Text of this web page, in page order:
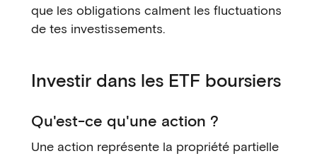
que les obligations calment les fluctuations
de tes investissements.
Investir dans les ETF boursiers
Qu'est-ce qu'une action ?
Une action représente la propriété partielle